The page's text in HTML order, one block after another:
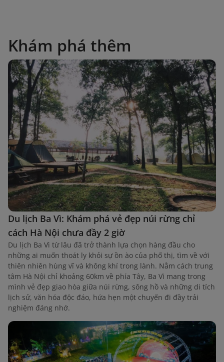
Khám phá thêm
Du lịch Ba Vì: Khám phá vẻ đẹp núi rừng chỉ
cách Hà Nội chưa đầy 2 giờ
Du lịch Ba Vì từ lâu đã trở thành lựa chọn hàng đầu cho
những ai muốn thoát ly khỏi sự ồn ào của phố thị, tìm về với
thiên nhiên hùng vĩ và không khí trong lành. Nằm cách trung
tâm Hà Nội chỉ khoảng 60km về phía Tây, Ba Vì mang trong
mình vẻ đẹp giao hòa giữa núi rừng, sông hồ và những di tích
lịch sử, văn hóa độc đáo, hứa hẹn một chuyến đi đầy trải
nghiệm đáng nhớ.